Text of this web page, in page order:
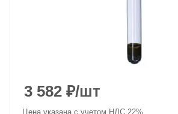
3 582 ₽/шт
Цена указана с учетом НДС 22%